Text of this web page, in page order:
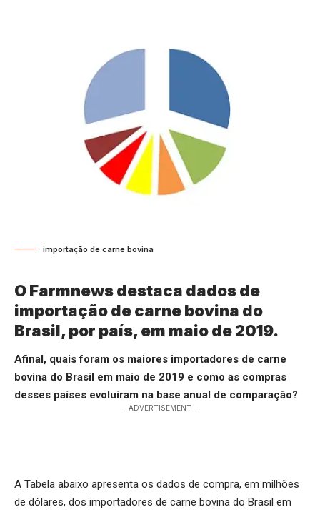
importação de carne bovina
O Farmnews destaca dados de
importação de carne bovina do
Brasil, por país, em maio de 2019.
Afinal, quais foram os maiores importadores de carne
bovina do Brasil em maio de 2019 e como as compras
desses países evoluíram na base anual de comparação?
- ADVERTISEMENT -
A Tabela abaixo apresenta os dados de compra, em milhões
de dólares, dos importadores de carne bovina do Brasil em